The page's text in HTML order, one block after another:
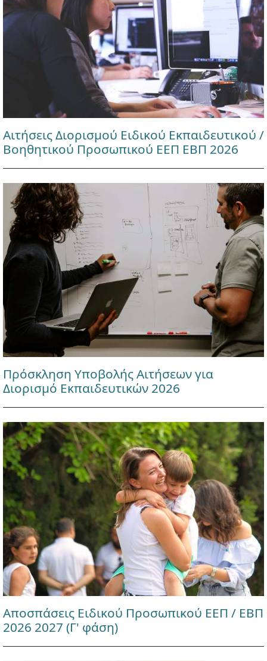
Αιτήσεις Διορισμού Ειδικού Εκπαιδευτικού /
Βοηθητικού Προσωπικού ΕΕΠ ΕΒΠ 2026
Πρόσκληση Υποβολής Αιτήσεων για
Διορισμό Εκπαιδευτικών 2026
Αποσπάσεις Ειδικού Προσωπικού ΕΕΠ / ΕΒΠ
2026 2027 (Γ' φάση)